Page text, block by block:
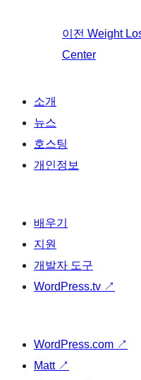
이전 Weight
Center
소개
뉴스
호스팅
개인정보
배우기
지원
개발자 도구
WordPress.tv ↗
WordPress.com ↗
Matt ↗